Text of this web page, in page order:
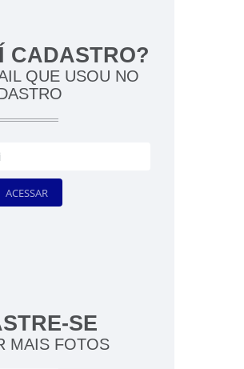
CADASTRO?
QUE USOU NO
ACESSAR
SE
MAIS FOTOS